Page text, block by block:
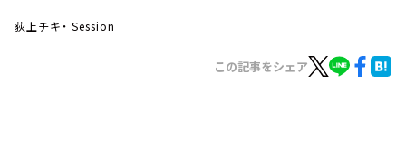
荻上チキ・ Session
この記事をシェア